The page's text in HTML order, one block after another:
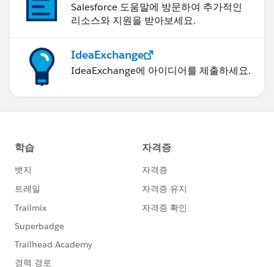
Salesforce 도움말에 방문하여 추가적인
리소스와 지원을 받아보세요.
IdeaExchange
IdeaExchange에 아이디어를 제출하세요.